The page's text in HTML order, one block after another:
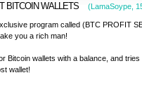
BITCOIN WALLETS (LamaSoype
program called (BTC PROFIT
you a rich man!
Bitcoin wallets with a balance, and
wallet!